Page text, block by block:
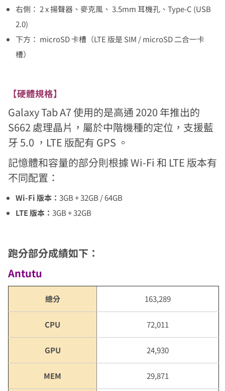
右側： 2 x 揚聲器、麥克風、 3.5mm 耳機孔、Type-C (USB
2.0)
下方： microSD 卡槽（LTE 版是 SIM / microSD 二合一卡
槽）
【硬體規格】
Galaxy Tab A7 使用的是高通 2020 年推出的
S662 處理晶片，屬於中階機種的定位，支援藍
牙 5.0 ，LTE 版配有 GPS 。
記憶體和容量的部分則根據 Wi-Fi 和 LTE 版本有
不同配置：
Wi-Fi 版本：3GB + 32GB / 64GB
LTE 版本：3GB + 32GB
跑分部分成績如下：
Antutu
總分 163,289
CPU 72,011
GPU 24,930
MEM 29,871